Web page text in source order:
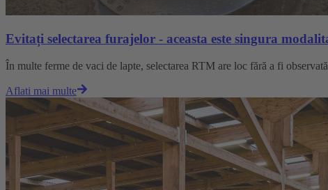
Evitați selectarea furajelor - aceasta este singura
În multe ferme de vaci de lapte, selectarea RTM are loc fără a fi
Aflati mai multe